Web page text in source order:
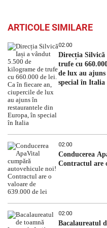
ARTICOLE SIMILARE
02:00
Direcția Silvică
trufe cu
de lux au
special în Italia
02:00
Conducerea
Contractul are
02:00
Bacalaureatul